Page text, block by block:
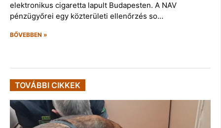
elektronikus cigaretta lapult Budapesten. A NAV
pénzügyőrei egy közterületi ellenőrzés so…
BŐVEBBEN »
TOVÁBBI CIKKEK